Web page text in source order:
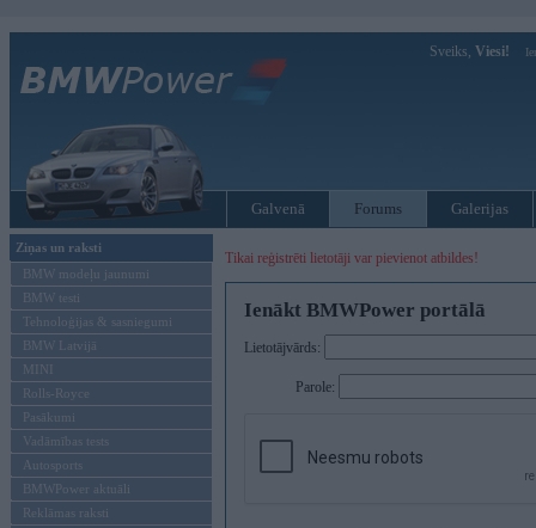
Sveiks, Viesi!
Galvenā Forums Galerijas
Ziņas un raksti
BMW modeļu jaunumi
BMW testi
Tehnoloģijas & sasniegumi
BMW Latvijā
MINI
Rolls-Royce
Pasākumi
Vadāmības tests
Autosports
BMWPower aktuāli
Reklāmas raksti
Tikai reģistrēti lietotāji var pievienot atbildes!
Ienākt BMWPower portālā
Lietotājvārds:
Parole: